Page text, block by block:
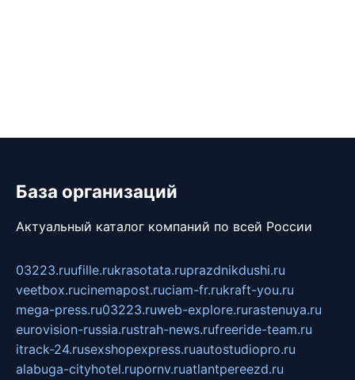
База организаций
Актуальный каталог компаний по всей России
03223.ruufille.rukrasotata.ruprazdnikdushi.ru
veetbox.rucinemapost.ruciam-fr.rukraft-you.ru
mega-press.ru03223.ruweb-explore.rurastenuya.ru
eurovision-russia.rustrah-news.rufreeride-team.ru
itrack-24.rusexshopexpress.ruautostudiopro.ru
alabuga-cityhotel.rupornv.ruatlantpereezd.ru